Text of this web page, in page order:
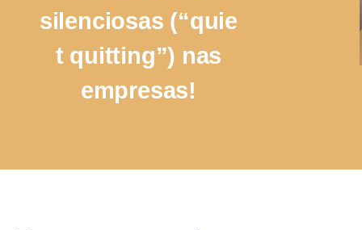
silenciosas (“quie
t quitting”) nas
empresas!